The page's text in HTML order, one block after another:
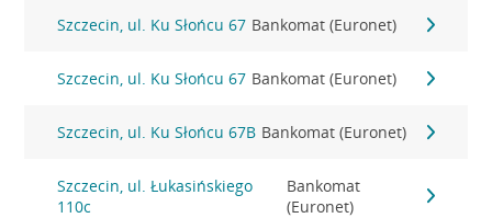
Szczecin, ul. Ku Słońcu 67 Bankomat (Euronet)
Szczecin, ul. Ku Słońcu 67 Bankomat (Euronet)
Szczecin, ul. Ku Słońcu 67B Bankomat (Euronet)
Szczecin, ul. Łukasińskiego
110c
Bankomat
(Euronet)